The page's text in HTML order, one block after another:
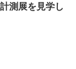
測展を見学し